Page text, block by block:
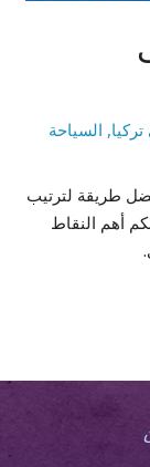
, السياحة
طريقة لترتيب
أهم النقاط